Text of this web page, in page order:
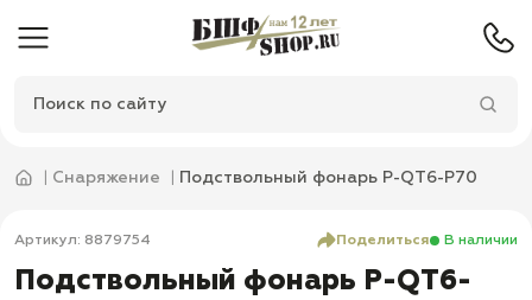
Снаряжение Подствольный фонарь P-QT6-P70
Артикул: 8879754 Поделиться В наличии
Подствольный фонарь P-QT6-